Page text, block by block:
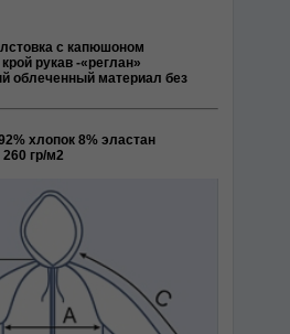
с капюшоном
рукав -«реглан»
облеченный материал без
хлопок 8% эластан
260 гр/м2